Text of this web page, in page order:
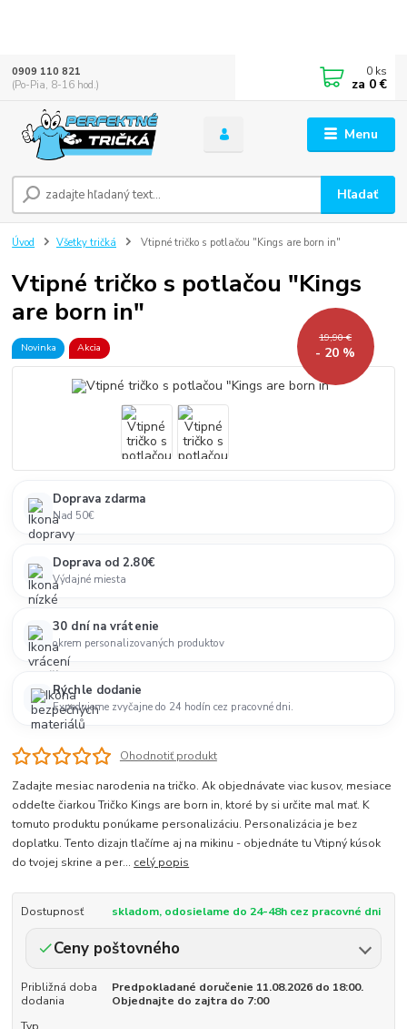
Menu
Hľadať
0909 110 821
(Po-Pia, 8-16 hod.)
0 ks
za 0 €
Úvod Všetky tričká Vtipné tričko s potlačou "Kings are born in"
Vtipné tričko s potlačou "Kings
are born in"
Novinka Akcia
19,90 €
- 20 %
Doprava zdarma
Nad 50€
Doprava od 2.80€
Výdajné miesta
30 dní na vrátenie
okrem personalizovaných produktov
Rýchle dodanie
Expedujeme zvyčajne do 24 hodín cez pracovné dni.
Ohodnotiť produkt
Zadajte mesiac narodenia na tričko. Ak objednávate viac kusov, mesiace
oddeľte čiarkou Tričko Kings are born in, ktoré by si určite mal mať. K
tomuto produktu ponúkame personalizáciu. Personalizácia je bez
doplatku. Tento dizajn tlačíme aj na mikinu - objednáte tu Vtipný kúsok
do tvojej skrine a per... celý popis
Dostupnosť skladom, odosielame do 24-48h cez pracovné dni
Ceny poštovného
Približná doba
dodania
Predpokladané doručenie 11.08.2026 do 18:00.
Objednajte do zajtra do 7:00